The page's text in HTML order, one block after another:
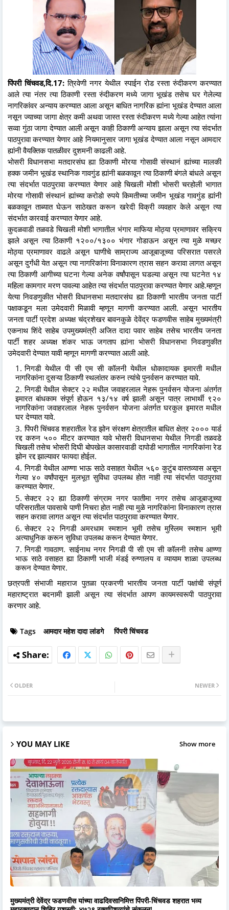
पिंपरी चिंचवड,दि.17: त्रिवेणी नगर येथील स्पाईन रोड रस्ता रुंदीकरण करण्यात
आले त्या नंतर त्या ठिकाणी रस्ता रुंदीकरण मध्ये जागा भूखंड तसेच घर गेलेल्या
नागरिकांवर अन्याय करण्यात आला असून बाधित नागरिक ह्यांना भूखंड देण्यात आला
नसून ज्याच्या जागा क्षेत्र कमी अथवा जास्त रस्ता रुंदीकरण मध्ये गेल्या आहेत त्यांना
सव्वा गुंठा जागा देण्यात आली असून काही ठिकाणी अन्याय झाला असून त्या संदर्भात
पाठपुरावा करण्यात येणार आहे नियमानुसार जागा भूखंड देण्यात आला नसून आमदार
ह्यांनी वैयक्तिक पातळीवर दुशमनी काढली आहे.
भोसरी विधानसभा मतदारसंघ ह्या ठिकाणी मोरया गोसावी संस्थानं ह्यांच्या मालकी
हक्क जमीन भूखंड स्थानिक गावगुंड ह्यांनी बळकावून त्या ठिकाणी बंगले बांधले असून
त्या संदर्भात पाठपुरावा करण्यात येणार आहे चिखली मोशी भोसरी चरहोली भागात
मोरया गोसावी संस्थानं ह्यांच्या करोडो रुपये किमतीच्या जमीन भूखंड गावगुंड ह्यांनी
बळकावून ताब्यात घेऊन साठेखत करून खरेदी विक्री व्यवहार केले असून त्या
संदर्भात कारवाई करण्यात येणार आहे.
कुदळवाडी तळवडे चिखली मोशी भागातील भंगार माफिया मोठ्या प्रमाणावर सक्रिय
झाले असून त्या ठिकाणी १२००/१३०० भंगार गोडाऊन असून त्या मुळे मच्छर
मोठ्या प्रमाणावर वाढले असून घाणीचे साम्राज्य आजूबाजूच्या परिसरात पसरले
असून दुर्गंधी येत असून त्या नागरिकांना विनाकारण त्रास सहन करावा लागत असून
त्या ठिकाणी आगीच्या घटना गेल्या अनेक वर्षांपासून घडल्या असून त्या घटनेत १४
महिला कामगार मरण पावल्या आहेत त्या संदर्भात पाठपुरावा करण्यात येणार आहे.म्हणून
येत्या निवडणुकीत भोसरी विधानसभा मतदारसंघ ह्या ठिकाणी भारतीय जनता पार्टी
पक्षाकडून मला उमेदवारी मिळावी म्हणून मागणी करण्यात आली. असून भारतीय
जनता पार्टी प्रदेश अध्यक्ष चंद्रशेखर बावनकुळे देवेंद्र फडणवीस साहेब मुख्यमंत्री
एकनाथ शिंदे साहेब उपमुख्यमंत्री अजित दादा पवार साहेब तसेच भारतीय जनता
पार्टी शहर अध्यक्ष शंकर भाऊ जगताप ह्यांना भोसरी विधानसभा निवडणुकीत
उमेदवारी देण्यात यावी म्हणून मागणी करण्यात आली आहे.
निगडी येथील पी सी एम सी कॉलनी येथील धोकादायक इमारती मधील
नागरिकांना दुसऱ्या ठिकाणी स्थलांतर करुन त्यांचे पुनर्वसन करण्यात यावे.
निगडी येथील सेक्टर २२ मधील जवाहरलाल नेहरू पुनर्वसन योजना अंतर्गत
इमारत बांधकाम संपूर्ण होऊन १३/१४ वर्ष झाली असून पात्र लाभार्थी ९२०
नागरिकांना जवाहरलाल नेहरू पुनर्वसन योजना अंतर्गत घरकुल इमारत मधील
घर देण्यात यावे.
पिंपरी चिंचवड शहरातील रेड झोन संरक्षण क्षेत्रातील बाधित क्षेत्र २००० यार्ड
रद्द करुन ५०० मीटर करण्यात यावे भोसरी विधानसभा येथील निगडी तळवडे
चिखली तसेच भोसरी दिघी बोपखेल कासारवाडी दापोडी भागातील नागरिकांना रेड
झोन रद्द झाल्यावर फायदा होईल.
निगडी येथील आण्णा भाऊ साठे वसाहत येथील ५६० कुटुंब वास्तव्यास असून
गेल्या ४० वर्षांपासून मुलभूत सुविधा उपलब्ध होत नाही त्या संदर्भात पाठपुरावा
करण्यात येणार.
सेक्टर २२ ह्या ठिकाणी संग्राम नगर फातीमा नगर तसेच आजूबाजूच्या
परिसरातील पावसाचे पाणी निचरा होत नाही त्या मुळे नागरिकांना विनाकारण त्रास
सहन करावा लागत असून त्या संदर्भात पाठपुरावा करण्यात येणार.
सेक्टर २२ निगडी अमरधाम स्मशान भूमी तसेच मुस्लिम स्मशान भूमी
अत्याधुनिक करून सुविधा उपलब्ध करून देण्यात येणार.
निगडी गावठाण. साईनाथ नगर निगडी पी सी एम सी कॉलनी तसेच आण्णा
भाऊ साठे वसाहत ह्या ठिकाणी भाजी मंडई रुग्णालय व व्यायाम शाळा उपलब्ध
करून देण्यात येणार.
छत्रपती संभाजी महाराज पुतळा प्रकरणी भारतीय जनता पार्टी पक्षांची संपूर्ण
महाराष्ट्रात बदनामी झाली असून त्या संदर्भात आपण कायमस्वरूपी पाठपुरावा
करणार आहे.
Tags आमदार महेश दादा लांडगे पिंपरी चिंचवड
NEWER
OLDER
YOU MAY LIKE Show more
मुख्यमंत्री देवेंद्र फडणवीस यांच्या वाढदिवसानिमित्त पिंपरी-चिंचवड शहरात भव्य